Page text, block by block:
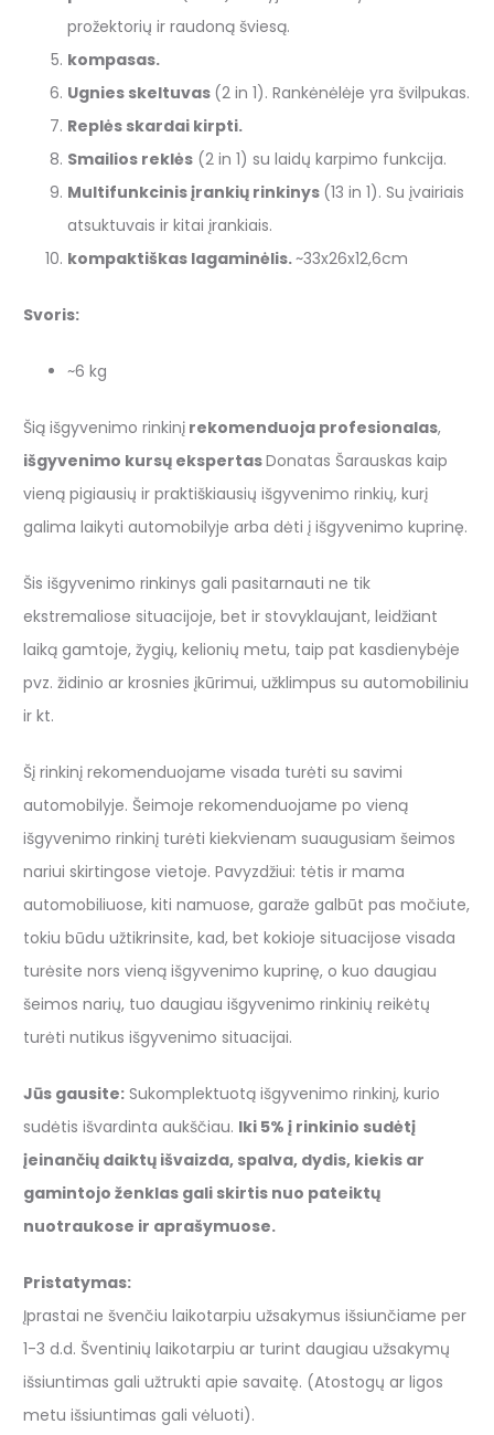
prožektorių ir raudoną šviesą.
kompasas.
Ugnies skeltuvas (2 in 1). Rankėnėlėje yra švilpukas.
Replės skardai kirpti.
Smailios reklės (2 in 1) su laidų karpimo funkcija.
Multifunkcinis įrankių rinkinys (13 in 1). Su įvairiais
atsuktuvais ir kitai įrankiais.
kompaktiškas lagaminėlis.~33x26x12,6cm
Svoris:
~6 kg
Šią išgyvenimo rinkinį rekomenduoja profesionalas,
išgyvenimo kursų ekspertasDonatas Šarauskas kaip
vieną pigiausių ir praktiškiausių išgyvenimo rinkių, kurį
galima laikyti automobilyje arba dėti į išgyvenimo kuprinę.
Šis išgyvenimo rinkinys gali pasitarnauti ne tik
ekstremaliose situacijoje, bet ir stovyklaujant, leidžiant
laiką gamtoje, žygių, kelionių metu, taip pat kasdienybėje
pvz. židinio ar krosnies įkūrimui, užklimpus su automobiliniu
ir kt.
Šį rinkinį rekomenduojame visada turėti su savimi
automobilyje. Šeimoje rekomenduojame po vieną
išgyvenimo rinkinį turėti kiekvienam suaugusiam šeimos
nariui skirtingose vietoje. Pavyzdžiui: tėtis ir mama
automobiliuose, kiti namuose, garaže galbūt pas močiute,
tokiu būdu užtikrinsite, kad, bet kokioje situacijose visada
turėsite nors vieną išgyvenimo kuprinę, o kuo daugiau
šeimos narių, tuo daugiau išgyvenimo rinkinių reikėtų
turėti nutikus išgyvenimo situacijai.
Jūs gausite: Sukomplektuotą išgyvenimo rinkinį, kurio
sudėtis išvardinta aukščiau. Iki 5% į rinkinio sudėtį
įeinančių daiktų išvaizda, spalva, dydis, kiekis ar
gamintojo ženklas gali skirtis nuo pateiktų
nuotraukose ir aprašymuose.
Pristatymas:
Įprastai ne švenčiu laikotarpiu užsakymus išsiunčiame per
1-3 d.d. Šventinių laikotarpiu ar turint daugiau užsakymų
išsiuntimas gali užtrukti apie savaitę. (Atostogų ar ligos
metu išsiuntimas gali vėluoti).